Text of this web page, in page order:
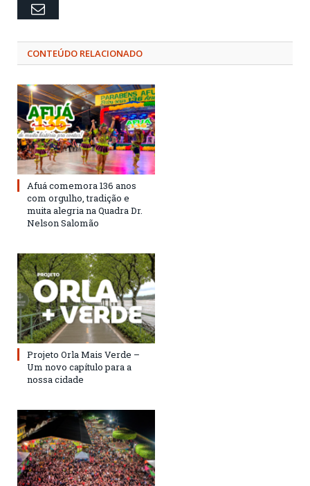
Email
CONTEÚDO RELACIONADO
Afuá comemora 136 anos
com orgulho, tradição e
muita alegria na Quadra Dr.
Nelson Salomão
Projeto Orla Mais Verde –
Um novo capítulo para a
nossa cidade